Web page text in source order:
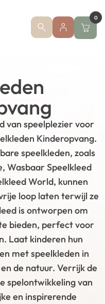
0
van speelplezier voor
Kinderopvang.
speelkleden, zoals
Wasbaar Speelkleed
World, kunnen
loop laten terwijl ze
is ontworpen om
bieden, perfect voor
Laat kinderen hun
met speelkleden in
de natuur. Verrijk de
spelontwikkeling van
en inspirerende